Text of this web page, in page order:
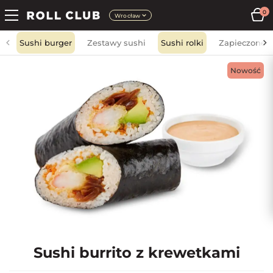
Wrocław
0
Sushi burger Zestawy sushi Sushi rolki Zapieczone
Nowość
Sushi burrito z krewetkami